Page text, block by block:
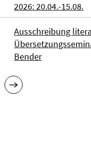
2026: 20.04.-15.08.
Ausschreibung
Bender